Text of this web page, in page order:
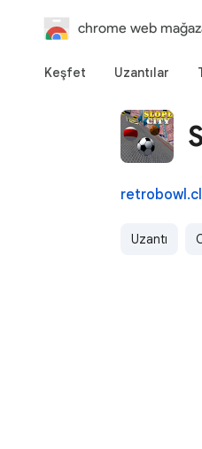
chrome web
Keşfet Uzantılar
Uzantı